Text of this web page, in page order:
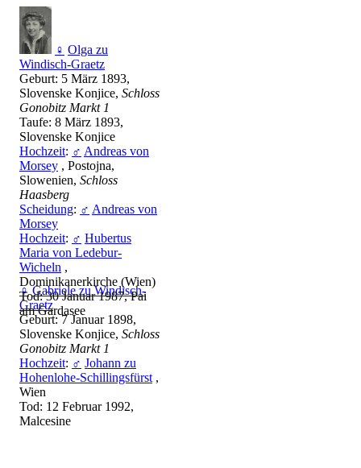
♀ Olga zu
Windisch-Graetz
Geburt: 5 März 1893,
Slovenske Konjice, Schloss
Gonobitz Markt 1
Taufe: 8 März 1893,
Slovenske Konjice
Hochzeit: ♂ Andreas von
Morsey , Postojna,
Slowenien, Schloss
Haasberg
Scheidung: ♂ Andreas von
Morsey
Hochzeit: ♂ Hubertus
Maria von Ledebur-
Wicheln ,
Dominikanerkirche (Wien)
Tod: 30 Januar 1987, Pai
am Gardasee
♀ Gabriele zu Windisch-
Graetz
Geburt: 7 Januar 1898,
Slovenske Konjice, Schloss
Gonobitz Markt 1
Hochzeit: ♂ Johann zu
Hohenlohe-Schillingsfürst ,
Wien
Tod: 12 Februar 1992,
Malcesine